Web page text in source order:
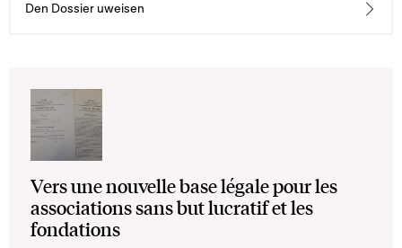
Den Dossier uweisen
Vers une nouvelle base légale pour les
associations sans but lucratif et les
fondations